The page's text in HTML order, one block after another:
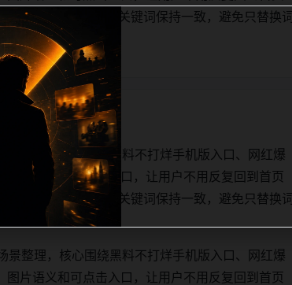
、alt、title和正文关键词保持一致，避免只替换词
整理，核心围绕黑料不打烊手机版入口、网红爆
片语义和可点击入口，让用户不用反复回到首页
、alt、title和正文关键词保持一致，避免只替换词
整理，核心围绕黑料不打烊手机版入口、网红爆
片语义和可点击入口，让用户不用反复回到首页